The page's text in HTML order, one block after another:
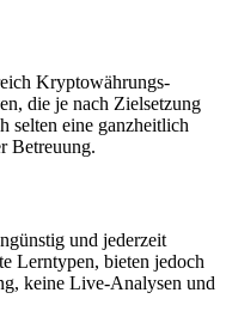
Kryptowährungs-
die je nach Zielsetzung
selten eine ganzheitlich
Betreuung.
und jederzeit
Lerntypen, bieten jedoch
keine Live-Analysen und